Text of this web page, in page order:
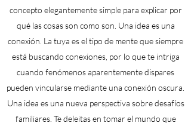
concepto elegantemente simple para explicar por
qué las cosas son como son. Una idea es una
conexión. La tuya es el tipo de mente que siempre
está buscando conexiones, por lo que te intriga
cuando fenómenos aparentemente dispares
pueden vincularse mediante una conexión oscura.
Una idea es una nueva perspectiva sobre desafíos
familiares. Te deleitas en tomar el mundo que